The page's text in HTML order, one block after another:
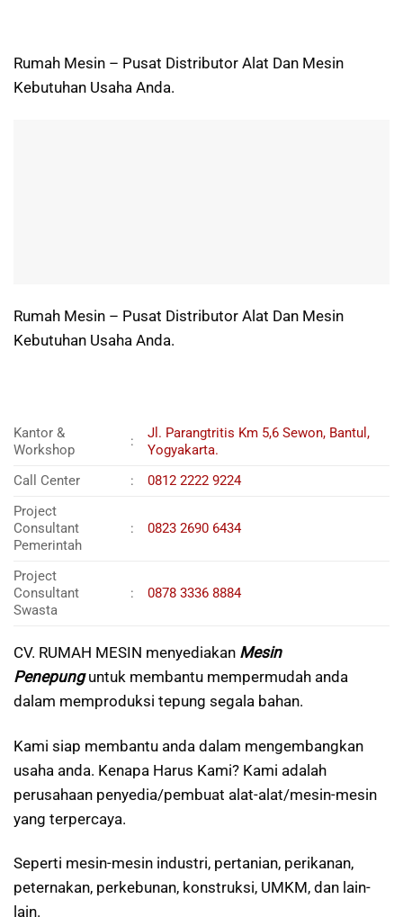
Rumah Mesin – Pusat Distributor Alat Dan Mesin
Kebutuhan Usaha Anda.
Rumah Mesin – Pusat Distributor Alat Dan Mesin
Kebutuhan Usaha Anda.
Kantor &
Workshop
:
Jl. Parangtritis Km 5,6 Sewon, Bantul,
Yogyakarta.
Call Center
:
0812 2222 9224
Project
Consultant
Pemerintah
: 0823 2690 6434
Project
Consultant
Swasta
: 0878 3336 8884
CV. RUMAH MESIN menyediakan Mesin
Penepunguntuk membantu mempermudah anda
dalam memproduksi tepung segala bahan.
Kami siap membantu anda dalam mengembangkan
usaha anda. Kenapa Harus Kami? Kami adalah
perusahaan penyedia/pembuat alat-alat/mesin-mesin
yang terpercaya.
Seperti mesin-mesin industri, pertanian, perikanan,
peternakan, perkebunan, konstruksi, UMKM, dan lain-
lain.